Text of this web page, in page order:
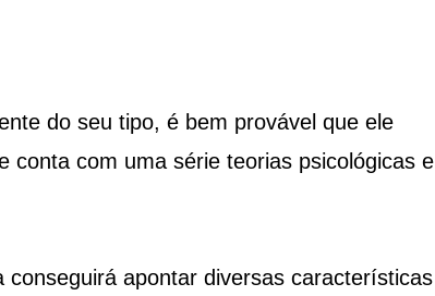
do seu tipo, é bem provável que ele
conta com uma série teorias psicológicas e
apontar diversas características